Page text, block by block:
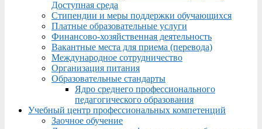
Доступная среда
Стипендии и меры поддержки обучающихся
Платные образовательные услуги
Финансово-хозяйственная деятельность
Вакантные места для приема (перевода)
Международное сотрудничество
Организация питания
Образовательные стандарты
Ядро среднего профессионального
педагогического образования
Учебный центр профессиональных компетенций
Заочное обучение